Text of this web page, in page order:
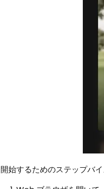
開始するためのステップバ